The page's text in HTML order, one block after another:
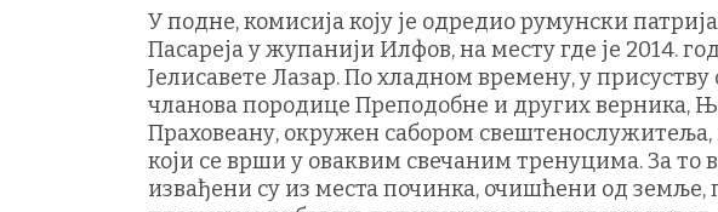
У подне, комисија коју је одредио румунски
Пасареја у жупанији Илфов, на месту где је 2014.
Јелисавете Лазар. По хладном времену, у
чланова породице Преподобне и других верника,
Праховеану, окружен сабором
који се врши у оваквим свечаним тренуцима. За
извађени су из места починка, очишћени од